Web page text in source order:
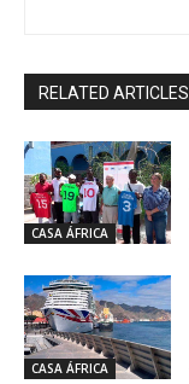
RELATED ARTICLES
CASA ÁFRICA
CASA ÁFRICA